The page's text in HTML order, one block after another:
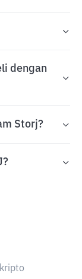
dengan
Storj?